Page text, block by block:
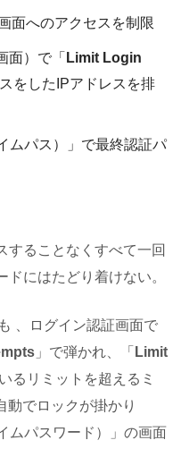
面へのアクセスを制限
面）で「 Limit Login
をしたIPアドレスを排
ムパス）」で最終認証パ
することなくすべて一回
にはたどり着けない。
、ログイン認証画面で
」で弾かれ、「 Limit
るリミットを超えるミ
動でロックが掛かり
ムパスワード）」の画面